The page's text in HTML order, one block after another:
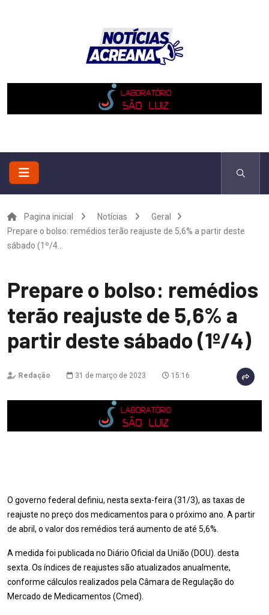
Pagina inicial Notícias
Geral
Prepare o bolso: remédios terão reajuste de 5,6% a partir deste
sábado (1º/4...
Prepare o bolso: remédios
terão reajuste de 5,6% a
partir deste sábado (1º/4)
Redação 31 de março de 2023 15:16
O governo federal definiu, nesta sexta-feira (31/3), as taxas de
reajuste no preço dos medicamentos para o próximo ano. A partir
de abril, o valor dos remédios terá aumento de até 5,6%.
A medida foi publicada no Diário Oficial da União (DOU). desta
sexta. Os índices de reajustes são atualizados anualmente,
conforme cálculos realizados pela Câmara de Regulação do
Mercado de Medicamentos (Cmed).